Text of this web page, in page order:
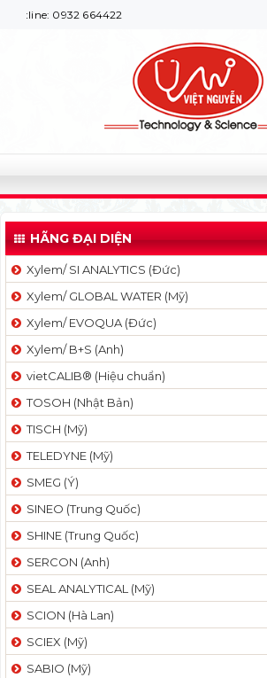
HÃNG ĐẠI DIỆN
Xylem/ SI ANALYTICS (Đức)
Xylem/ GLOBAL WATER (Mỹ)
Xylem/ EVOQUA (Đức)
Xylem/ B+S (Anh)
vietCALIB® (Hiệu chuẩn)
TOSOH (Nhật Bản)
TISCH (Mỹ)
TELEDYNE (Mỹ)
SMEG (Ý)
SINEO (Trung Quốc)
SHINE (Trung Quốc)
SERCON (Anh)
SEAL ANALYTICAL (Mỹ)
SCION (Hà Lan)
SCIEX (Mỹ)
SABIO (Mỹ)